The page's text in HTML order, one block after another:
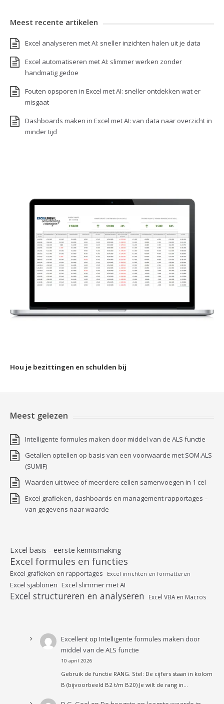
Meest recente artikelen
Excel analyseren met AI: sneller inzichten halen uit je data
Excel automatiseren met AI: slimmer werken zonder
handmatig gedoe
Fouten opsporen in Excel met AI: sneller ontdekken wat er
misgaat
Dashboards maken in Excel met AI: van data naar overzicht in
minder tijd
Hou je bezittingen en schulden bij
Meest gelezen
Intelligente formules maken door middel van de ALS functie
Getallen optellen op basis van een voorwaarde met SOM.ALS
(SUMIF)
Waarden uit twee of meerdere cellen samenvoegen in 1 cel
Excel grafieken, dashboards en management rapportages –
van gegevens naar waarde
Excel basis - eerste kennismaking
Excel formules en functies
Excel grafieken en rapportages Excel inrichten en formatteren
Excel sjablonen Excel slimmer met AI
Excel structureren en analyseren Excel VBA en Macros
Excellent opIntelligente formules maken door
middel van de ALS functie
10 april 2026
Gebruik de functie RANG. Stel: De cijfers staan in kolom
B (bijvoorbeeld B2 t/m B20) Je wilt de rang in…